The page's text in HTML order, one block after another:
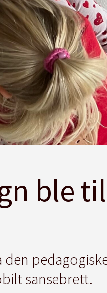
ble
sansebrett.